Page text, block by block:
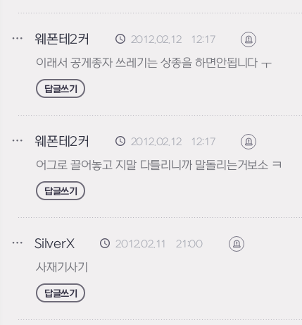
웨폰테2커 2012.02.12 12:17 신고하기
이래서 공게종자 쓰레기는 상종을 하면안됩니다 ㅜ
답글쓰기
웨폰테2커 2012.02.12 12:17 신고하기
어그로 끌어놓고 지말 다틀리니까 말돌리는거보소 ㅋ
답글쓰기
SilverX 2012.02.11 21:00 신고하기
사재기사기
답글쓰기